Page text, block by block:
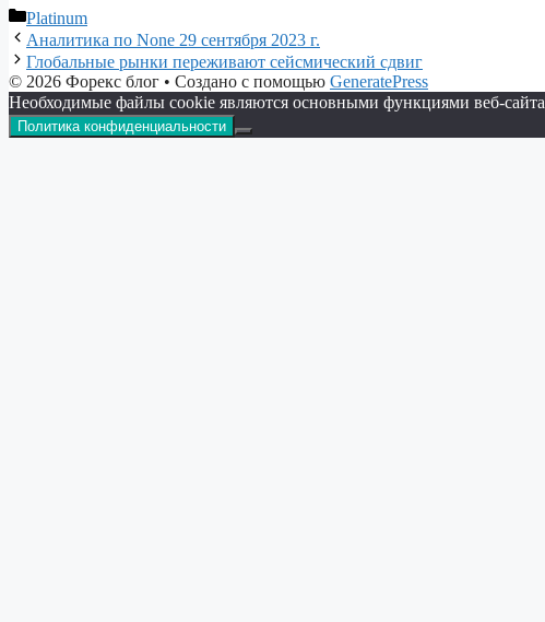
Рубрики
Platinum
Аналитика по None 29 сентября 2023 г.
Глобальные рынки переживают сейсмический сдвиг
© 2026 Форекс блог • Создано с помощью GeneratePress
Необходимые файлы cookie являются основными функциями веб-
Политика конфиденциальности